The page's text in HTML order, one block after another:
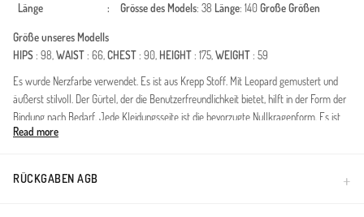
Länge
: Grösse des Models: 38 Länge: 140Große Größen
Größe unseres Modells
HIPS: 98,WAIST: 66,CHEST: 90, HEIGHT: 175,WEIGHT: 59
Es wurde Nerzfarbe verwendet. Es ist aus Krepp Stoff. Mit Leopard gemustert und
äußerst stilvoll. Der Gürtel, der die Benutzerfreundlichkeit bietet, hilft in der Form der
Bindung nach Bedarf. Jede Kleidungsseite ist die bevorzugte Nullkragenform. Es ist
für vier Jahreszeiten geeignet. Große Größen Option ist verfügbar.
gardırobunuzun vazgeçilmezi olmaya aday. Bürümcük kumaşın kendine has dokusu,
Read more
RÜCKGABEN AGB